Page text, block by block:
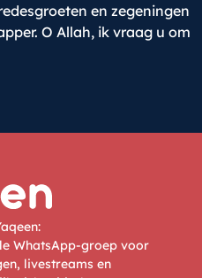
en zegeningen
O Allah, ik vraag u om
WhatsApp-groep voor
livestreams en